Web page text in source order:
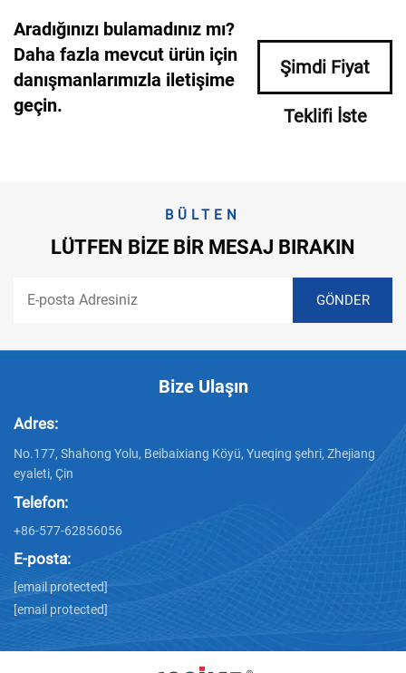
Aradığınızı bulamadınız mı?
Daha fazla mevcut ürün için
danışmanlarımızla iletişime
geçin.
Şimdi Fiyat
Teklifi İste
BÜLTEN
LÜTFEN BIZE BIR MESAJ BIRAKIN
Bize Ulaşın
Adres:
No.177, Shahong Yolu, Beibaixiang Köyü, Yueqing şehri, Zhejiang
eyaleti, Çin
Telefon:
+86-577-62856056
E-posta:
[email protected]
[email protected]